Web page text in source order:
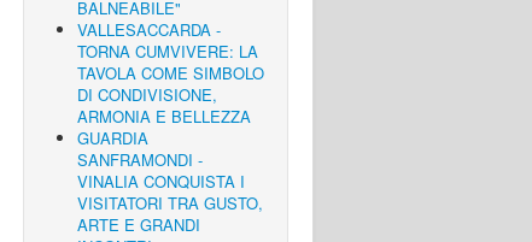
BALNEABILE"
VALLESACCARDA -
TORNA CUMVIVERE: LA
TAVOLA COME SIMBOLO
DI CONDIVISIONE,
ARMONIA E BELLEZZA
GUARDIA
SANFRAMONDI -
VINALIA CONQUISTA I
VISITATORI TRA GUSTO,
ARTE E GRANDI